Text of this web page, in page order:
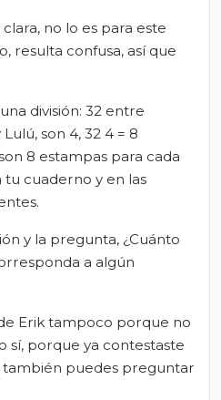
no lo es para este
resulta confusa, así que
división: 32 entre
son 4, 32 4 = 8
8 estampas para cada
tu cuaderno y en las
y la pregunta, ¿Cuánto
a algún
Erik tampoco porque no
sí, porque ya contestaste
puedes preguntar